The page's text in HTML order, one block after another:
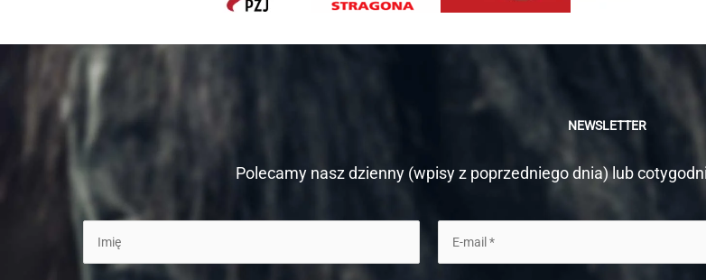
NEWSLETTER
Polecamy nasz dzienny (wpisy z poprzedniego dnia) lub